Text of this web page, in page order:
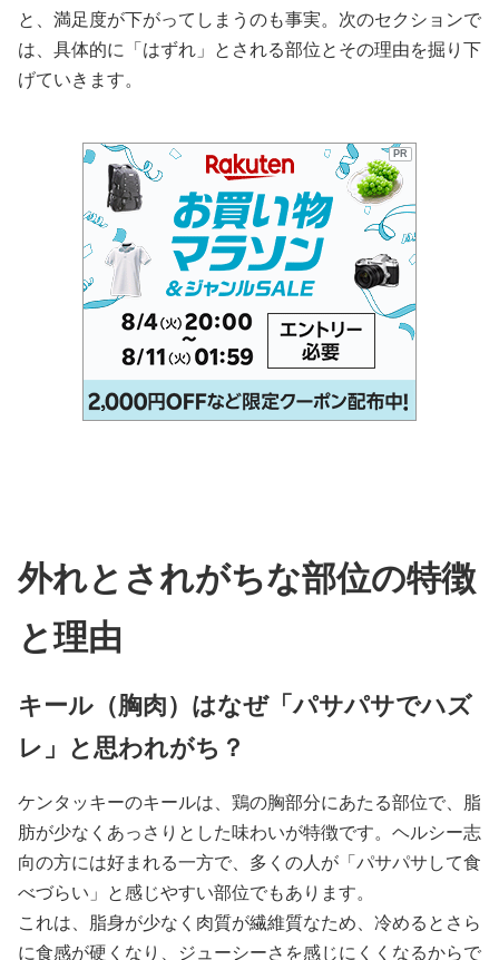
と、満足度が下がってしまうのも事実。次のセクションで
は、具体的に「はずれ」とされる部位とその理由を掘り下
げていきます。
PR
外れとされがちな部位の特徴
と理由
キール（胸肉）はなぜ「パサパサでハズ
レ」と思われがち？
ケンタッキーのキールは、鶏の胸部分にあたる部位で、脂
肪が少なくあっさりとした味わいが特徴です。ヘルシー志
向の方には好まれる一方で、多くの人が「パサパサして食
べづらい」と感じやすい部位でもあります。
これは、脂身が少なく肉質が繊維質なため、冷めるとさら
に食感が硬くなり、ジューシーさを感じにくくなるからで